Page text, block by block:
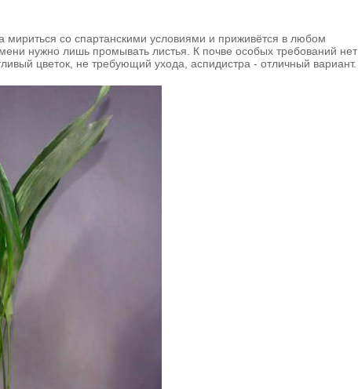
со спартанскими условиями и приживётся в любом
нужно лишь промывать листья. К почве особых требований нет
цветок, не требующий ухода, аспидистра - отличный вариант.